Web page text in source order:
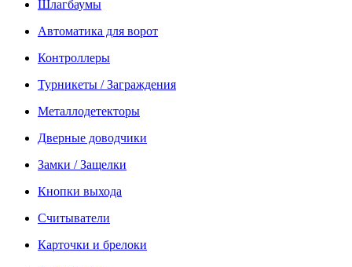
Шлагбаумы
Автоматика для ворот
Контроллеры
Турникеты / Заграждения
Металлодетекторы
Дверные доводчики
Замки / Защелки
Кнопки выхода
Считыватели
Карточки и брелоки